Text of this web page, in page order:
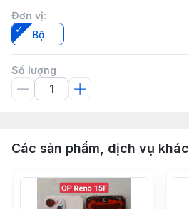
Đơn vị:
Bộ
Số lượng
Các sản phẩm, dịch vụ khác